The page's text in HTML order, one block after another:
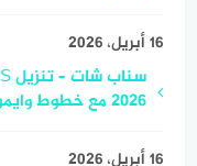
16 أبريل، 2026
2026 مع خطوط وايموجي
16 أبريل، 2026